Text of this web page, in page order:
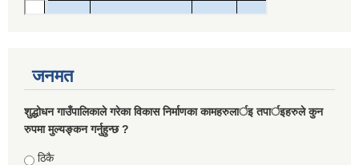
जनमत
शुद्धोधन गाउँपालिकाले गरेका विकास निर्माणका कामहरुलार्इ तपार्इहरुले कुन
रुपमा मुल्यङ्कन गर्नुहुन्छ ?
Choices
ठिकै